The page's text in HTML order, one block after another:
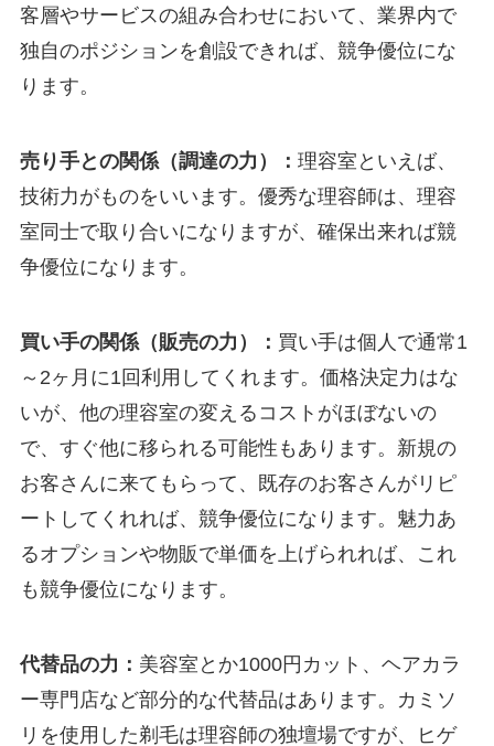
客層やサービスの組み合わせにおいて、業界内で
独自のポジションを創設できれば、競争優位にな
ります。
売り手との関係（調達の力）： 理容室といえば、
技術力がものをいいます。優秀な理容師は、理容
室同士で取り合いになりますが、確保出来れば競
争優位になります。
買い手の関係（販売の力）： 買い手は個人で通常1
～2ヶ月に1回利用してくれます。価格決定力はな
いが、他の理容室の変えるコストがほぼないの
で、すぐ他に移られる可能性もあります。新規の
お客さんに来てもらって、既存のお客さんがリピ
ートしてくれれば、競争優位になります。魅力あ
るオプションや物販で単価を上げられれば、これ
も競争優位になります。
代替品の力： 美容室とか1000円カット、ヘアカラ
ー専門店など部分的な代替品はあります。カミソ
リを使用した剃毛は理容師の独壇場ですが、ヒゲ